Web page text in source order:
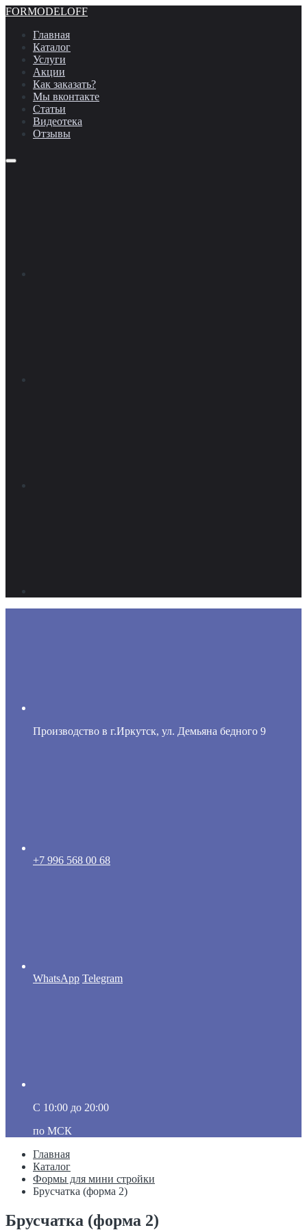
FORMODELOFF
Главная
Каталог
Услуги
Акции
Как заказать?
Мы вконтакте
Статьи
Видеотека
Отзывы
Производство в г.Иркутск, ул. Демьяна бедного 9
+7 996 568 00 68
WhatsApp Telegram
C 10:00 до 20:00
по МСК
Главная
Каталог
Формы для мини стройки
Брусчатка (форма 2)
Брусчатка (форма 2)